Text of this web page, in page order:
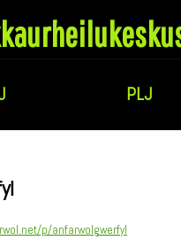
PLJ
p/anfarwolgwerfyl